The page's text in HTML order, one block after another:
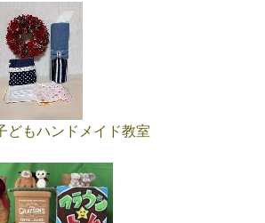
どもハンドメイド教室